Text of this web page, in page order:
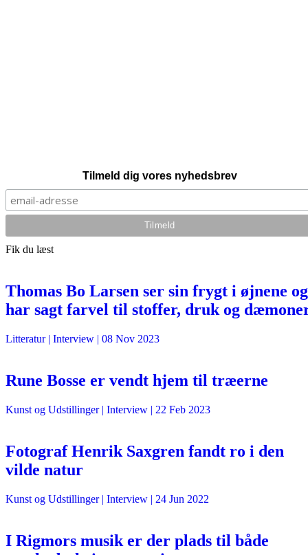
Tilmeld dig vores nyhedsbrev
Fik du læst
Thomas Bo Larsen ser sin frygt i øjnene og
har sagt farvel til stoffer, druk og
Litteratur| Interview | 08 Nov 2023
Rune Bosse er vendt hjem til træerne
Kunst og Udstillinger| Interview | 22 Feb 2023
Fotograf Henrik Saxgren fandt ro i den
vilde natur
Kunst og Udstillinger| Interview | 24 Jun 2022
I Rigmors musik er der plads til både